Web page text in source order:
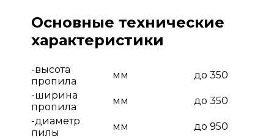
Основные технические
характеристики
-высота
пропила
мм
до 350
-ширина
пропила
мм
до 350
-диаметр
пилы
мм
до 950